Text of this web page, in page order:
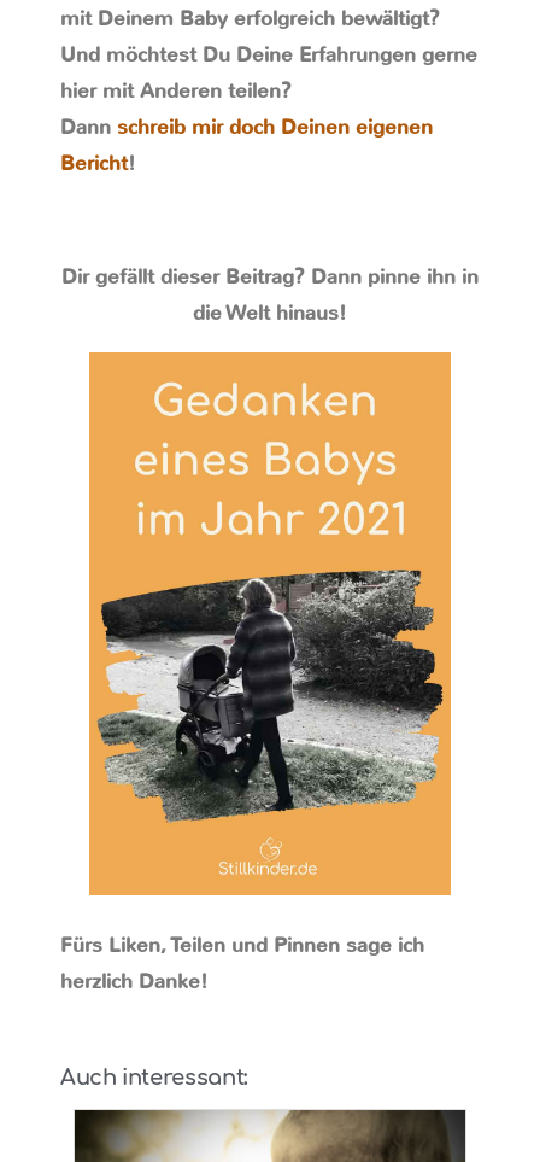
mit Deinem Baby erfolgreich bewältigt?
Und möchtest Du Deine Erfahrungen gerne
hier mit Anderen teilen?
Dann schreib mir doch Deinen eigenen
Bericht!
Dir gefällt dieser Beitrag? Dann pinne ihn in
die Welt hinaus!
Fürs Liken, Teilen und Pinnen sage ich
herzlich Danke!
Auch interessant: